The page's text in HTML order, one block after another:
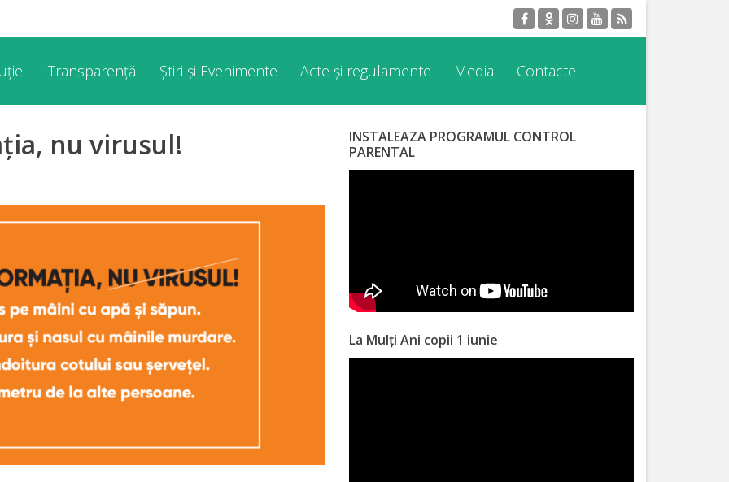
Transparență Știri și Evenimente Acte și regulamente Media Contacte
nu virusul!
INSTALEAZA PROGRAMUL CONTROL
PARENTAL
La Mulți Ani copii 1 iunie